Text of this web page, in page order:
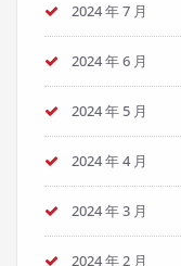
2024 年 7 月
2024 年 6 月
2024 年 5 月
2024 年 4 月
2024 年 3 月
2024 年 2 月